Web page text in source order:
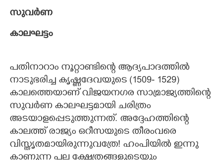
സുവർണ
കാലഘട്ടം
പതിനാറാം നൂറ്റാണ്ടിന്റെ ആദ്യപാദത്തിൽ
നാടുഭരിച്ച കൃഷ്ണദേവയുടെ (1509- 1529)
കാലത്തെയാണ് വിജയനഗര സാമ്രാജ്യത്തിന്റെ
സുവർണ കാലഘട്ടമായി ചരിത്രം
അടയാളപ്പെടുത്തുന്നത്. അദ്ദേഹത്തിന്റെ
കാലത്ത് രാജ്യം ഒറീസയുടെ തീരംവരെ
വിസ്തൃതമായിരുന്നുവത്രേ! ഹംപിയിൽ ഇന്നു